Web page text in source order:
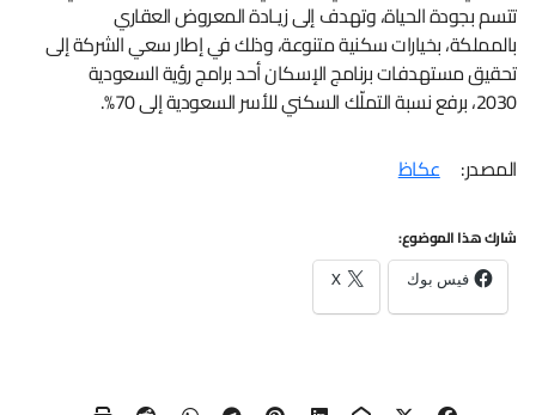
تتسم بجودة الحياة، وتهدف إلى زيـادة المعروض العقاري
بالمملكة، بخيارات سكنية متنوعة، وذلك في إطار سعي الشركة إلى
تحقيق مستهدفات برنامج الإسكان أحد برامج رؤية السعودية
2030، برفع نسبة التملّك السكني للأسر السعودية إلى 70%.
المصدر:
عكاظ
شارك هذا الموضوع:
فيس بوك X